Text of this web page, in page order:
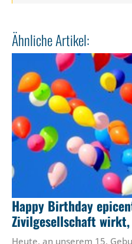
Ähnliche Artikel:
Happy Birthday
Zivilgesellschaft wirkt,
Heute, an unserem 15.